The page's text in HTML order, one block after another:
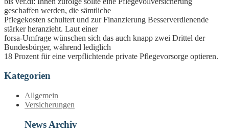
geschaffen werden, die sämtliche
Pflegekosten schultert und zur Finanzierung Besserverdienende
stärker heranzieht. Laut einer
forsa-Umfrage wünschen sich das auch knapp zwei Drittel der
Bundesbürger, während lediglich
18 Prozent für eine verpflichtende private Pflegevorsorge optieren.
Kategorien
Allgemein
Versicherungen
News Archiv